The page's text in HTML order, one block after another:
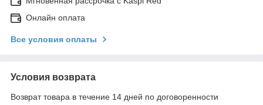
Онлайн оплата
Все условия оплаты
Условия возврата
Возврат товара в течение 14 дней по договоренности